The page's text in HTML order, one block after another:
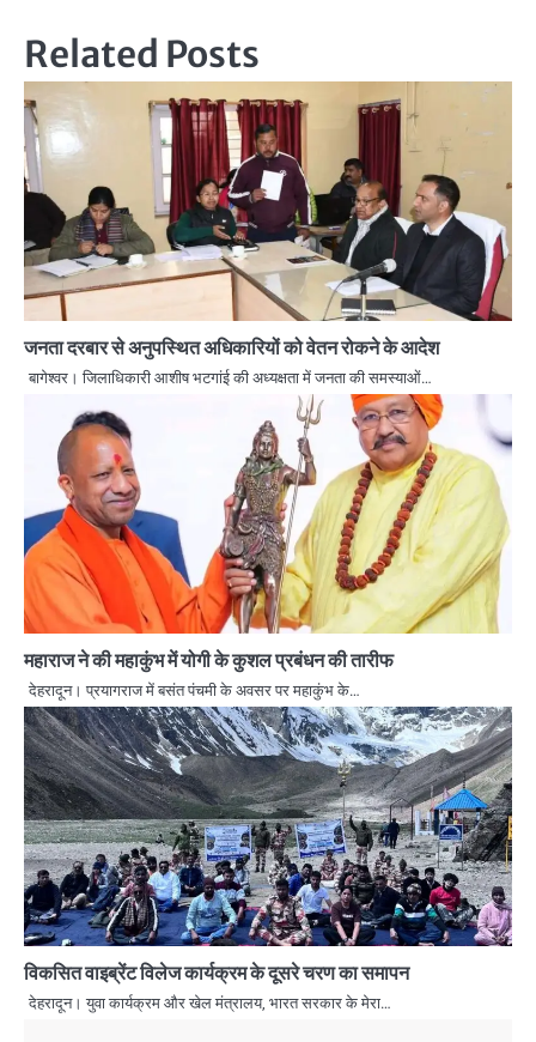
Related Posts
जनता दरबार से अनुपस्थित अधिकारियों को वेतन रोकने के आदेश
बागेश्वर। जिलाधिकारी आशीष भटगांई की अध्यक्षता में जनता की समस्याओं…
महाराज ने की महाकुंभ में योगी के कुशल प्रबंधन की तारीफ
देहरादून। प्रयागराज में बसंत पंचमी के अवसर पर महाकुंभ के…
विकसित वाइब्रेंट विलेज कार्यक्रम के दूसरे चरण का समापन
देहरादून। युवा कार्यक्रम और खेल मंत्रालय, भारत सरकार के मेरा…